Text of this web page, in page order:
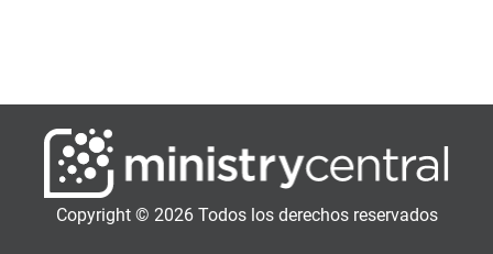
Copyright © 2026 Todos los derechos reservados